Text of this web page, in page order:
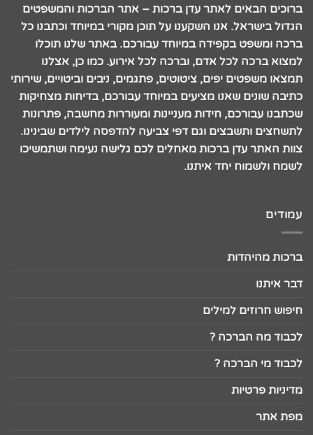
ברוכים הבאים לאתר עדן ברכות – אתר הברכות והמשפטים
הגדול בישראל. אנו השקענו על תוכן מקורי במיוחד וכתבנו כל
ברכה ומשפט בקפידה במיוחד עבורכם. באתר שלנו תוכלו
למצוא ברכה לכל אדם, וברכה לכל אירוע. כמו כן, אצלנו
תמצאו משפטים יפים, ציטוטים, פתגמים, ניבים וביטויים, שירותי
כתיבה שונים שאנו מציעים במיוחד עבורכם, בדיחות מצחיקות
שכתבנו עבורכם, חידות מעניינות ומעוררות מחשבה, פתרונות
לתשחצים ותשבצים וגם דפי צביעה להדפסה לילדים שבינינו.
צוות האתר עדן ברכות מאחלים לכם גלישה נעימה ושתמשיכו
לשמח ולשמוח יחד איתנו.
עמודים
ברכות מהיהדות
דבר איתנו
חיפוש חרוזים למילים
לכבוד מה הברכה ?
לכבוד מי הברכה ?
מדיניות פרטיות
מפת אתר